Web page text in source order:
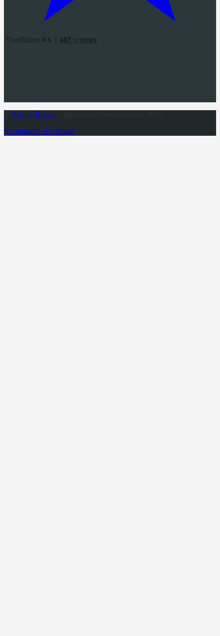
Airsoft Bazaar- alle rechten voorbehouden 2026
Responsible disclosure